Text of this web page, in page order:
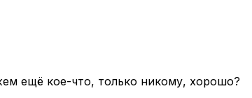
ещё кое-что, только никому, хорошо?